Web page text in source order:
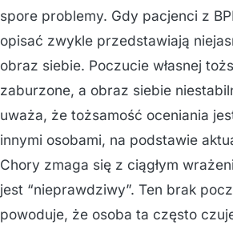
spore problemy. Gdy pacjenci z
opisać zwykle przedstawiają
obraz siebie. Poczucie własnej
zaburzone, a obraz siebie
uważa, że tożsamość oceniania
innymi osobami, na podstawie
Chory zmaga się z ciągłym
jest “nieprawdziwy”. Ten brak
powoduje, że osoba ta często